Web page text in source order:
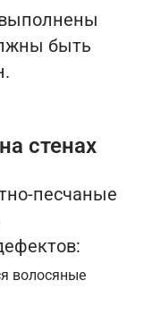
быть
стенах
песчаные
волосяные